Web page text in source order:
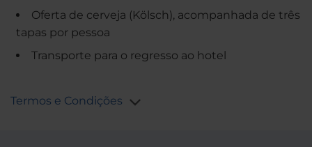
Oferta de cerveja (Kölsch), acompanhada de três
tapas por pessoa
Transporte para o regresso ao hotel
Termos e Condições